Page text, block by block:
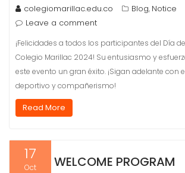
colegiomarillac.edu.co Blog, Notice
Leave a comment
¡Felicidades a todos los participantes del Día
Colegio Marillac 2024! Su entusiasmo y
este evento un gran éxito. ¡Sigan adelante con
deportivo y compañerismo!
Read More
17
Oct WELCOME PROGRAM